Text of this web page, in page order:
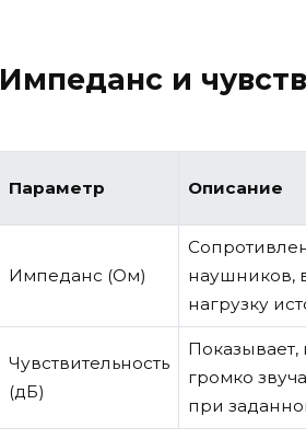
Импеданс и
Параметр Описание
Импеданс (Ом)
наушников,
нагрузку
Чувствительность
(дБ)
Показывает,
громко
при